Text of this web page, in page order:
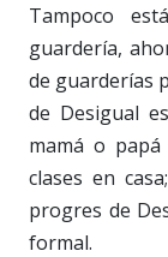
Tampoco
guardería,
de guarderías
de Desigual
mamá o
clases en
progres de
formal.